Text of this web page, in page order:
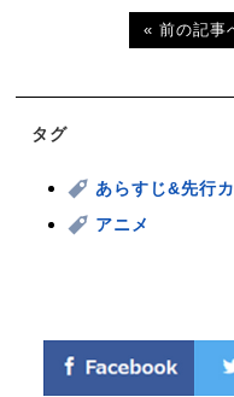
« 前の記事
タグ
あらすじ&先行
アニメ